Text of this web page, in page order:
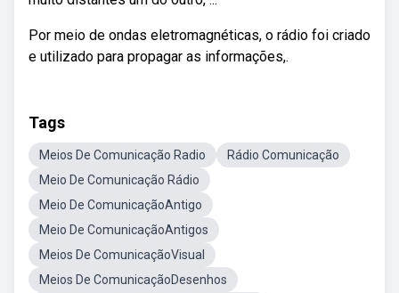
Por meio de ondas eletromagnéticas, o rádio foi criado
e utilizado para propagar as informações,.
Tags
Meios De Comunicação Radio
Rádio Comunicação
Meio De Comunicação Rádio
Meio De ComunicaçãoAntigo
Meio De ComunicaçãoAntigos
Meios De ComunicaçãoVisual
Meios De ComunicaçãoDesenhos